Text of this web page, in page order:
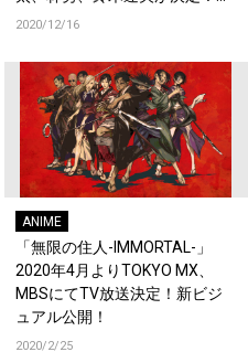
送は2021年4月開始予定！
2020/12/16
ANIME
「無限の住人-IMMORTAL-」
2020年4月よりTOKYO MX、
MBSにてTV放送決定！新ビジ
ュアル公開！
2020/2/25